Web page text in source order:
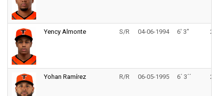
Yency Almonte S/R 04-06-1994 6' 3"
Yohan Ramírez R/R 06-05-1995 6´ 3´´